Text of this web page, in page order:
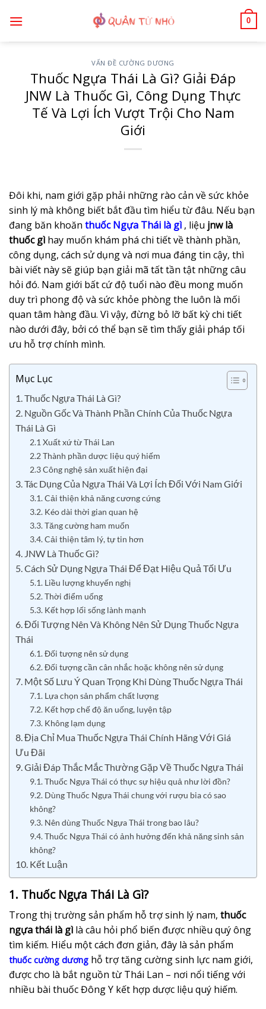
qua
0
VẤN ĐỀ CƯỜNG DƯƠNG
Thuốc Ngựa Thái Là Gì? Giải Đáp
JNW Là Thuốc Gì, Công Dụng Thực
Tế Và Lợi Ích Vượt Trội Cho Nam
Giới
Đôi khi, nam giới gặp phải những rào cản về sức khỏe
sinh lý mà không biết bắt đầu tìm hiểu từ đâu. Nếu bạn
đang băn khoăn thuốc Ngựa Thái là gì, liệu jnw là
thuốc gìhay muốn khám phá chi tiết về thành phần,
công dụng, cách sử dụng và nơi mua đáng tin cậy, thì
bài viết này sẽ giúp bạn giải mã tất tần tật những câu
hỏi đó. Nam giới bất cứ độ tuổi nào đều mong muốn
duy trì phong độ và sức khỏe phòng the luôn là mối
quan tâm hàng đầu. Vì vậy, đừng bỏ lỡ bất kỳ chi tiết
nào dưới đây, bởi có thể bạn sẽ tìm thấy giải pháp tối
ưu hỗ trợ chính mình.
Mục Lục
1. Thuốc Ngựa Thái Là Gì?
2. Nguồn Gốc Và Thành Phần Chính Của Thuốc Ngựa
Thái Là Gì
2.1 Xuất xứ từ Thái Lan
2.2 Thành phần dược liệu quý hiếm
2.3 Công nghệ sản xuất hiện đại
3. Tác Dụng Của Ngựa Thái Và Lợi Ích Đối Với Nam Giới
3.1. Cải thiện khả năng cương cứng
3.2. Kéo dài thời gian quan hệ
3.3. Tăng cường ham muốn
3.4. Cải thiện tâm lý, tự tin hơn
4. JNW Là Thuốc Gì?
5. Cách Sử Dụng Ngựa Thái Để Đạt Hiệu Quả Tối Ưu
5.1. Liều lượng khuyến nghị
5.2. Thời điểm uống
5.3. Kết hợp lối sống lành mạnh
6. Đối Tượng Nên Và Không Nên Sử Dụng Thuốc Ngựa
Thái
6.1. Đối tượng nên sử dụng
6.2. Đối tượng cần cân nhắc hoặc không nên sử dụng
7. Một Số Lưu Ý Quan Trọng Khi Dùng Thuốc Ngựa Thái
7.1. Lựa chọn sản phẩm chất lượng
7.2. Kết hợp chế độ ăn uống, luyện tập
7.3. Không lạm dụng
8. Địa Chỉ Mua Thuốc Ngựa Thái Chính Hãng Với Giá
Ưu Đãi
9. Giải Đáp Thắc Mắc Thường Gặp Về Thuốc Ngựa Thái
9.1. Thuốc Ngựa Thái có thực sự hiệu quả như lời đồn?
9.2. Dùng Thuốc Ngựa Thái chung với rượu bia có sao
không?
9.3. Nên dùng Thuốc Ngựa Thái trong bao lâu?
9.4. Thuốc Ngựa Thái có ảnh hưởng đến khả năng sinh sản
không?
10. Kết Luận
1. Thuốc Ngựa Thái Là Gì?
Trong thị trường sản phẩm hỗ trợ sinh lý nam, thuốc
ngựa thái là gìlà câu hỏi phổ biến được nhiều quý ông
tìm kiếm. Hiểu một cách đơn giản, đây là sản phẩm
thuốc cường dương hỗ trợ tăng cường sinh lực nam giới,
được cho là bắt nguồn từ Thái Lan – nơi nổi tiếng với
nhiều bài thuốc Đông Y kết hợp dược liệu quý hiếm.